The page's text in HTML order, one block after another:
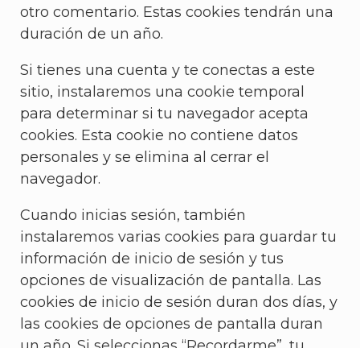
otro comentario. Estas cookies tendrán una
duración de un año.
Si tienes una cuenta y te conectas a este
sitio, instalaremos una cookie temporal
para determinar si tu navegador acepta
cookies. Esta cookie no contiene datos
personales y se elimina al cerrar el
navegador.
Cuando inicias sesión, también
instalaremos varias cookies para guardar tu
información de inicio de sesión y tus
opciones de visualización de pantalla. Las
cookies de inicio de sesión duran dos días, y
las cookies de opciones de pantalla duran